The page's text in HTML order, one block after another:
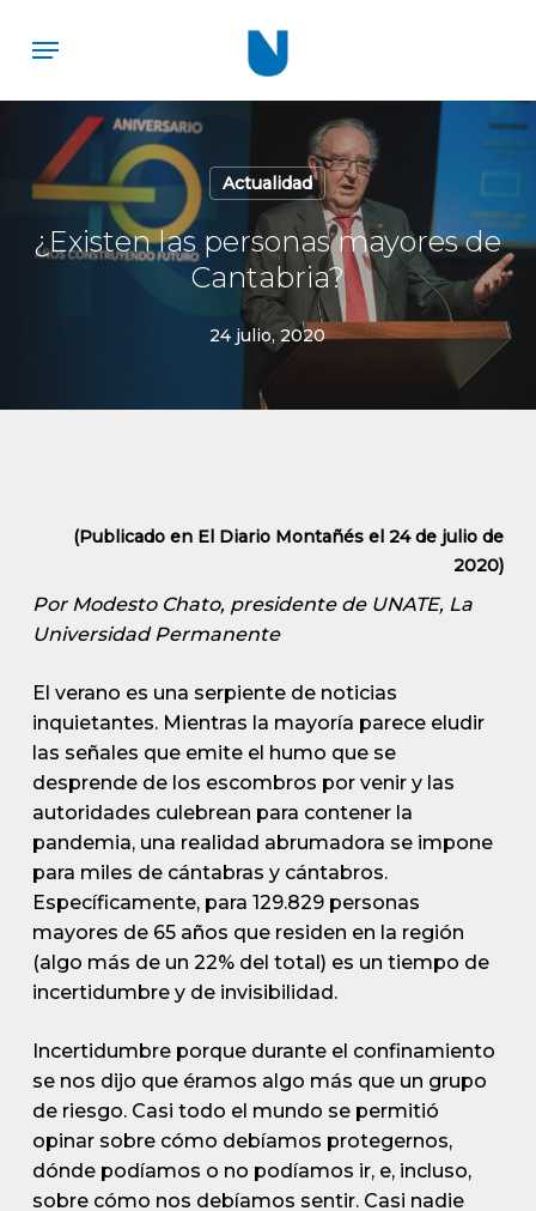
content
Menu
Actualidad
¿Existen las personas mayores de
Cantabria?
24 julio, 2020
(Publicado en El Diario Montañés el 24 de julio de
2020)
Por Modesto Chato, presidente de UNATE, La
Universidad Permanente
El verano es una serpiente de noticias
inquietantes. Mientras la mayoría parece eludir
las señales que emite el humo que se
desprende de los escombros por venir y las
autoridades culebrean para contener la
pandemia, una realidad abrumadora se impone
para miles de cántabras y cántabros.
Específicamente, para 129.829 personas
mayores de 65 años que residen en la región
(algo más de un 22% del total) es un tiempo de
incertidumbre y de invisibilidad.
Incertidumbre porque durante el confinamiento
se nos dijo que éramos algo más que un grupo
de riesgo. Casi todo el mundo se permitió
opinar sobre cómo debíamos protegernos,
dónde podíamos o no podíamos ir, e, incluso,
sobre cómo nos debíamos sentir. Casi nadie